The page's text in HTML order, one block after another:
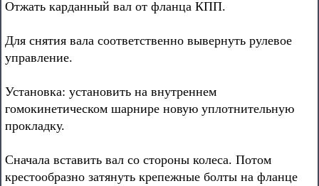
Отжать карданный вал от фланца КПП.
Для снятия вала соответственно вывернуть рулевое
управление.
Установка: установить на внутреннем
гомокинетическом шарнире новую уплотнительную
прокладку.
Сначала вставить вал со стороны колеса. Потом
крестообразно затянуть крепежные болты на фланце